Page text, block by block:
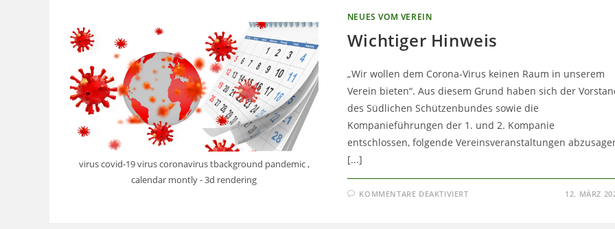
virus covid-19 virus coronavirus tbackground pandemic ,
calendar montly - 3d rendering
NEUES VOM VEREIN
Wichtiger Hinweis
„Wir wollen dem Corona-Virus keinen Raum in unserem
Verein bieten“. Aus diesem Grund haben sich der
des Südlichen Schützenbundes sowie die
Kompanieführungen der 1. und 2. Kompanie
entschlossen, folgende Vereinsveranstaltungen
[...]
KOMMENTARE DEAKTIVIERTFÜR 12. MÄRZ